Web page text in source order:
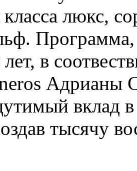
люкс,
Программа,
в
Адрианы
вклад
тысячу